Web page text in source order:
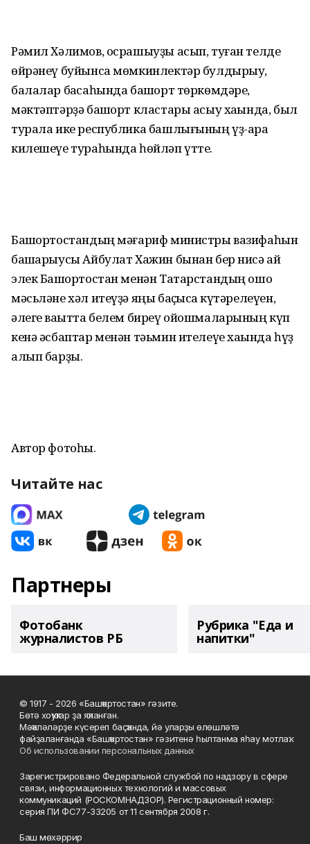
Рәмил Хәлимов, осрашыуҙы асып, туған телде
өйрәнеү буйынса мөмкинлектәр булдырыу,
балалар баҡсаһында башҡорт төркөмдәре,
мәктәптәрҙә башҡорт кластары асыу хаҡында, был
турала ике республика башлығының үҙ-ара
килешеүе тураһында һөйләп үтте.
Башҡортостандың мәғариф министры вазифаһын
башҡарыусы Айбулат Хажин бынан бер нисә ай
элек Башҡортостан менән Татарстандың ошо
мәсьләне хәл итеүҙә яңы баҫҡысҡа күтәрелеүен,
әлеге ваҡытта белем биреү ойошмаларының күп
кенә әсбаптар менән тәьмин ителеүе хаҡында һүҙ
алып барҙы.
Автор фотоһы.
Читайте нас
Партнеры
Фотобанк
журналистов РБ
Рубрика "Еда и
напитки"
© 1917 - 2026 «Башҡортостан» гәзите.
Бөтә хоҡуҡтар ҙа яҡланған.
Мәҡәләләрҙе күсереп баҫҡанда, йә уларҙы өлөшләтә
файҙаланғанда «Башҡортостан» гәзитенә һылтанма яһау мотлаҡ.
Об использовании персональных данных
Зарегистрировано Федеральной службой по надзору в сфере
связи, информационных технологий и массовых
коммуникаций (РОСКОМНАДЗОР). Регистрационный номер:
серия ПИ ФС77-33205 от 11 сентября 2008 г.
Баш мөхәррир